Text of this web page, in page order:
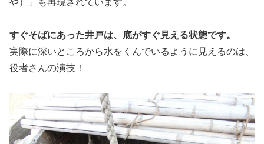
すぐそばにあった井戸は、底がすぐ見える状態です。
実際に深いところから水をくんでいるように見えるのは、
役者さんの演技！